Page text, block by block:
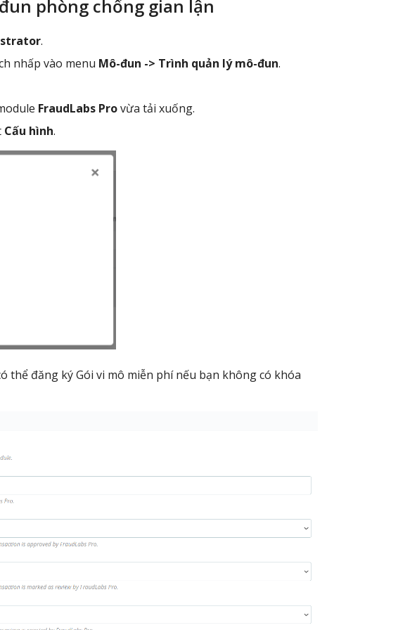
phòng chống gian lận
.
nhấp vào menu Mô-đun -> Trình quản lý mô-đun.
FraudLabs Provừa tải xuống.
Cấu hình.
thể đăng ký Gói vi mô miễn phí nếu bạn không có khóa